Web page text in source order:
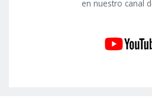
en nuestro canal